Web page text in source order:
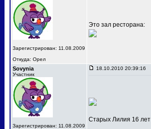
Зарегистрирован: 11.08.2009
Откуда: Орел
Это зал ресторана:
Sovynia
Участник
Зарегистрирован: 11.08.2009
18.10.2010 20:39:16
Старых Лилия 16 лет